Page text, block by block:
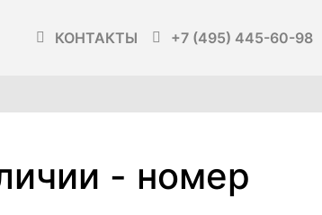
КОНТАКТЫ +7 (495) 445-60-98
- номер